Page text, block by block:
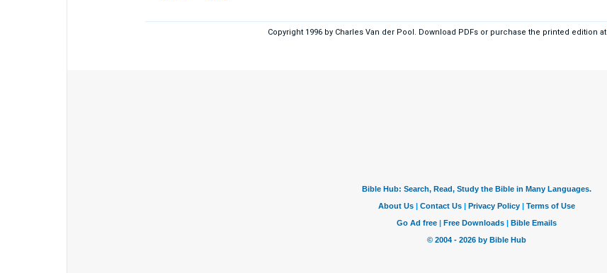
Copyright 1996 by Charles Van der Pool. Download PDFs or purchase the printed edition at